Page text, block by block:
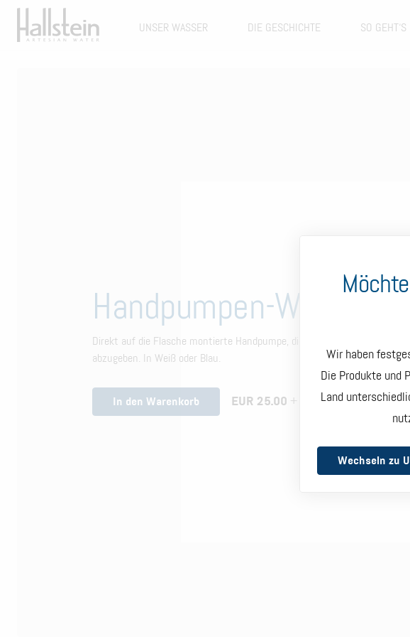
UNSER WASSER DIE GESCHICHTE SO GEHT‘S
Handpumpen-
Direkt auf die Flasche montierte Handpumpe, die manuelles Pumpen
abzugeben. In Weiß oder Blau.
EUR 25.00 + Steuern
In den Warenkorb
Wir haben
Die Produkte und
Land
Wechseln zu